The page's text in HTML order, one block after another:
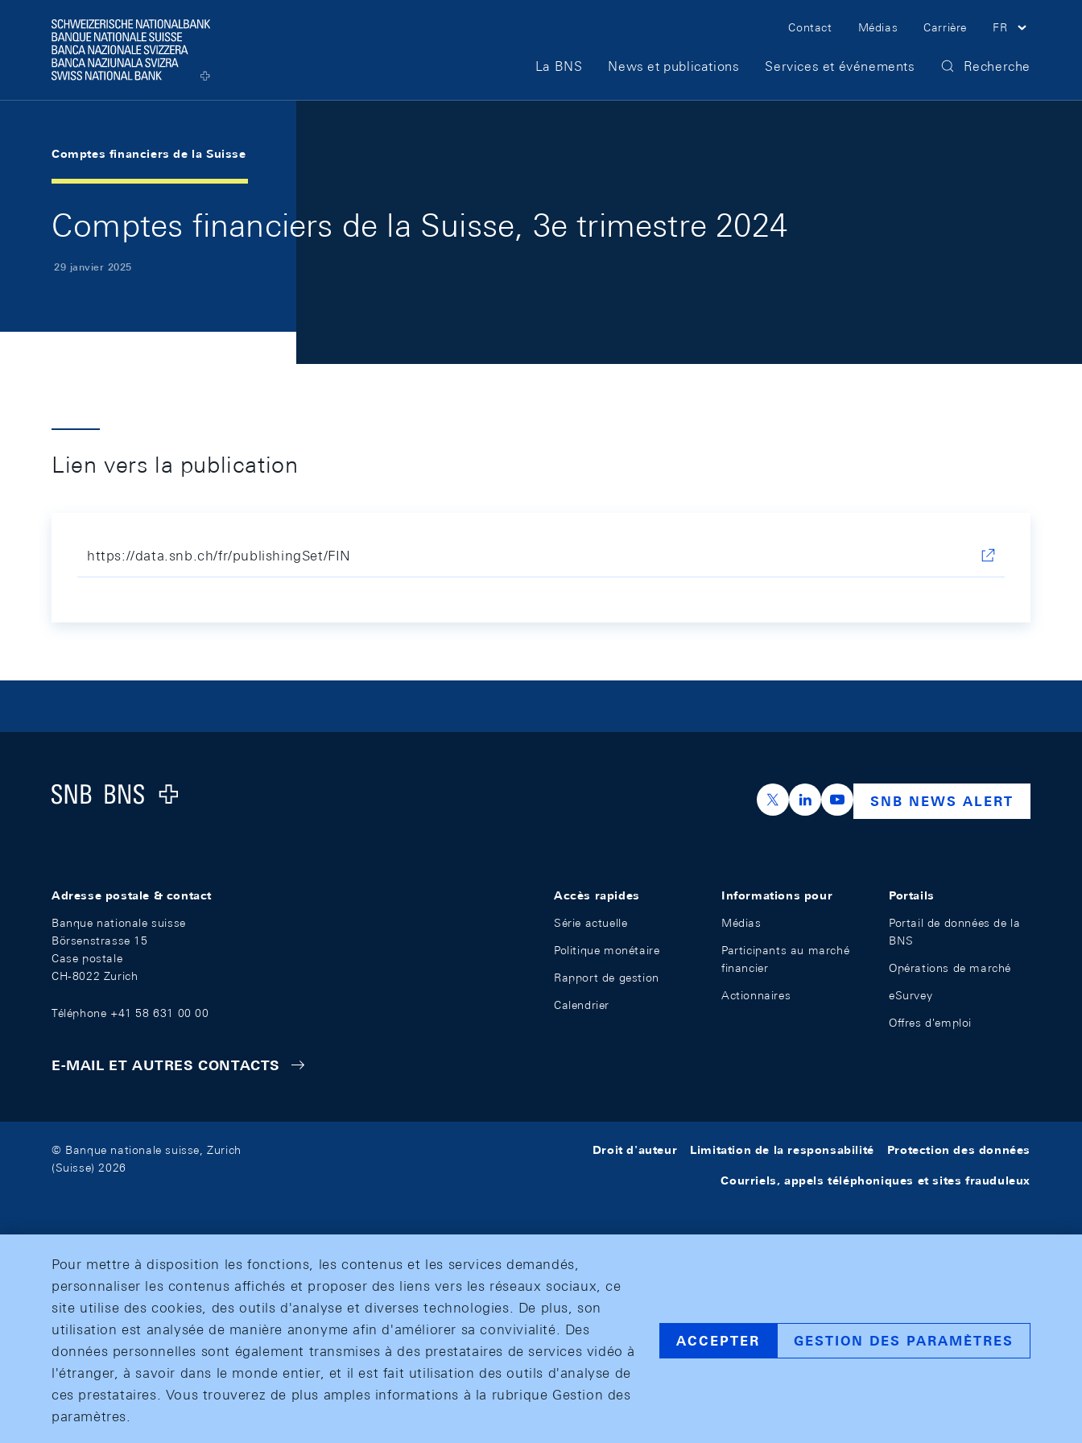
Logo
Meta Navigation
Contact Médias Carrière FR
Main Navigation
La BNS News et publications Services et événements Recherche
Comptes financiers de la Suisse
Comptes financiers de la Suisse, 3e trimestre 2024
29 janvier 2025
Lien vers la publication
https://data.snb.ch/fr/publishingSet/FIN
Logo
https://x.com/snb_bns
https://ch.linkedin.com/company/swiss-
https://www.youtube.com/
SNB NEWS ALERT
Adresse postale & contact
Banque nationale suisse
Börsenstrasse 15
Case postale
CH-8022 Zurich
Téléphone +41 58 631 00 00
E-MAIL ET AUTRES CONTACTS
Accès rapides
Série actuelle
Politique monétaire
Rapport de gestion
Calendrier
Informations pour
Médias
Participants au marché
financier
Actionnaires
Portails
Portail de données de la
BNS
Opérations de marché
eSurvey
Offres d'emploi
© Banque nationale suisse, Zurich
(Suisse) 2026
Droit d'auteur Limitation de la responsabilité Protection des données
Courriels, appels téléphoniques et sites frauduleux
Pour mettre à disposition les fonctions, les contenus et les services demandés,
personnaliser les contenus affichés et proposer des liens vers les réseaux sociaux, ce
site utilise des cookies, des outils d'analyse et diverses technologies. De plus, son
utilisation est analysée de manière anonyme afin d'améliorer sa convivialité. Des
données personnelles sont également transmises à des prestataires de services vidéo à
l'étranger, à savoir dans le monde entier, et il est fait utilisation des outils d'analyse de
ces prestataires. Vous trouverez de plus amples informations à la rubrique Gestion des
paramètres.
ACCEPTER GESTION DES PARAMÈTRES